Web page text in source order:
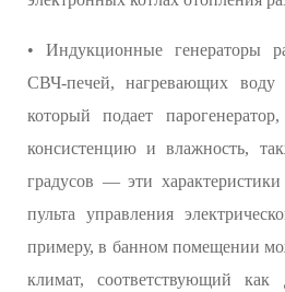
• Индукционные генераторы
СВЧ-печей, нагревающих
который подает
консистенцию и влажность,
градусов — эти
пульта управления
примеру, в банном помещении
климат, соответствующий как